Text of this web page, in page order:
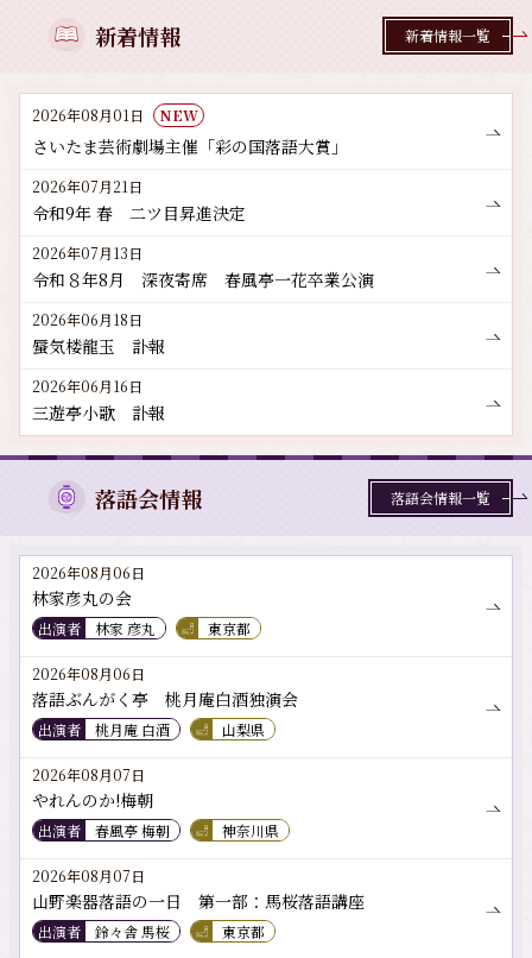
新着情報
2026年08月01日 NEW
さいたま芸術劇場主催「彩の国落語大賞」
2026年07月21日
令和9年 春 二ツ目昇進決定
2026年07月13日
令和８年8月 深夜寄席 春風亭一花卒業公演
2026年06月18日
蜃気楼龍玉 訃報
2026年06月16日
三遊亭小歌 訃報
新着情報一覧
落語会情報
2026年08月06日
林家彦丸の会
出演者 林家 彦丸 東京都
2026年08月06日
落語ぶんがく亭 桃月庵白酒独演会
出演者 桃月庵 白酒 山梨県
2026年08月07日
やれんのか!梅朝
出演者 春風亭 梅朝 神奈川県
2026年08月07日
山野楽器落語の一日 第一部：馬桜落語講座
出演者 鈴々舎 馬桜 東京都
落語会情報一覧